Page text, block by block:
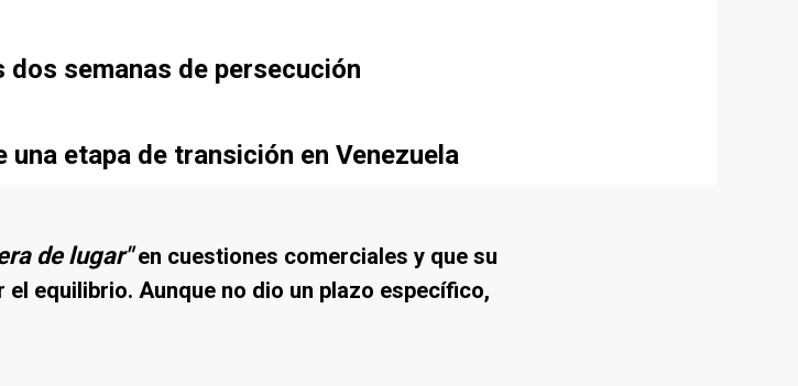
dos semanas de persecución
etapa de transición en Venezuela
de lugar"en cuestiones comerciales y que su
equilibrio. Aunque no dio un plazo específico,